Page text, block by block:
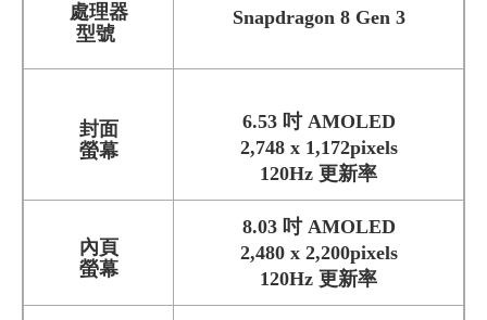
處理器
型號
Snapdragon 8 Gen 3
封面
螢幕
6.53 吋 AMOLED
2,748 x 1,172pixels
120Hz 更新率
內頁
螢幕
8.03 吋 AMOLED
2,480 x 2,200pixels
120Hz 更新率